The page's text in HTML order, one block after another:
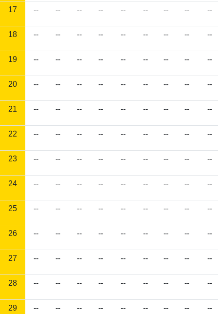
17 -- -- -- -- -- -- -- -- --
18 -- -- -- -- -- -- -- -- --
19 -- -- -- -- -- -- -- -- --
20 -- -- -- -- -- -- -- -- --
21 -- -- -- -- -- -- -- -- --
22 -- -- -- -- -- -- -- -- --
23 -- -- -- -- -- -- -- -- --
24 -- -- -- -- -- -- -- -- --
25 -- -- -- -- -- -- -- -- --
26 -- -- -- -- -- -- -- -- --
27 -- -- -- -- -- -- -- -- --
28 -- -- -- -- -- -- -- -- --
29 -- -- -- -- -- -- -- -- --